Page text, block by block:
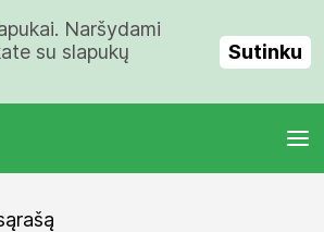
Naršydami
su slapukų
Sutinku